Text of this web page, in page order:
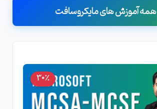
همه آموزش های مایکروسافت
30٪